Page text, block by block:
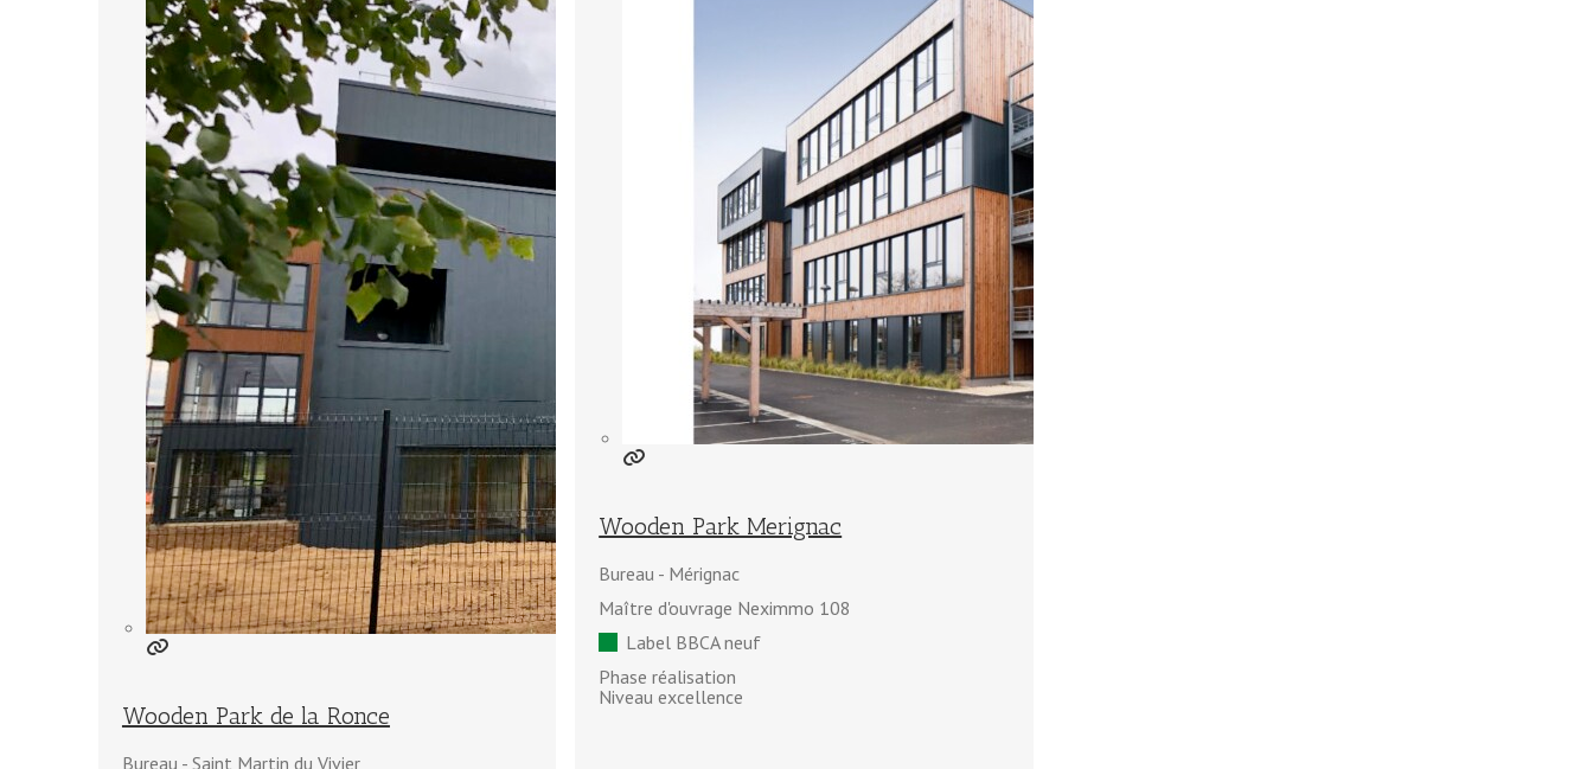
Wooden Park de la Ronce
Bureau
Saint Martin du Vivier
Wooden Park Merignac
Bureau
Mérignac
Maître d'ouvrage Neximmo 108
Label BBCA neuf
Phase réalisation
Niveau excellence